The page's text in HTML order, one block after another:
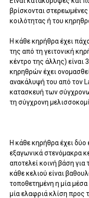
βρίσκονται
κοιλότητας ή του
Η κάθε κηρήθρα έχει
της από τη γειτονική
κέντρο της άλλης)
κηρηθρών έχει
ανακάλυψή του από τον
κατασκευή των
τη σύγχρονη
Η κάθε κηρήθρα έχει
εξαγωνικά στενόμακρα
αποτελεί κοινή βάση
κάθε κελιού είναι
τοποθετημένη η μία
μία ελαφριά κλίση προς